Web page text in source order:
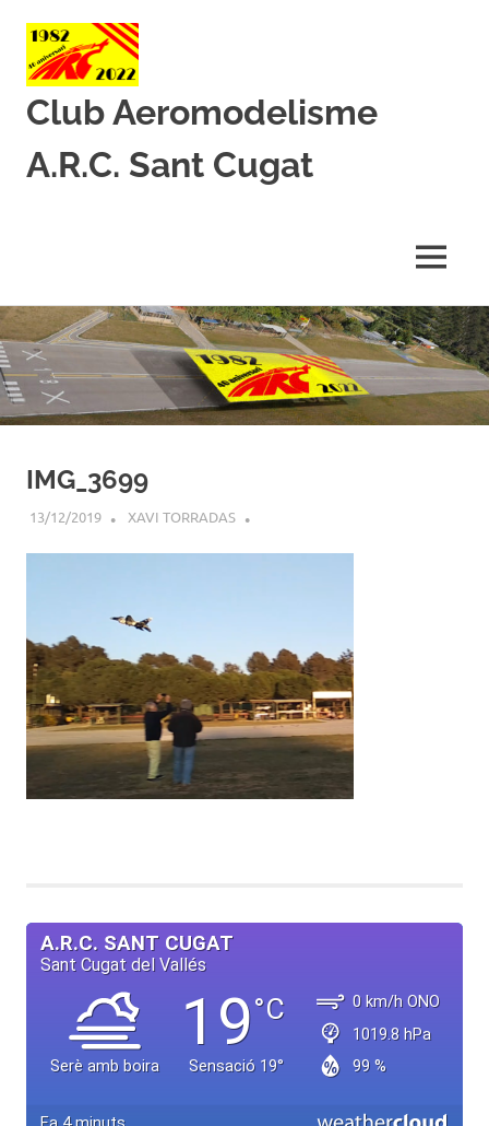
Skip
to
content
Club Aeromodelisme
A.R.C. Sant Cugat
MENU
IMG_3699
13/12/2019 XAVI TORRADAS